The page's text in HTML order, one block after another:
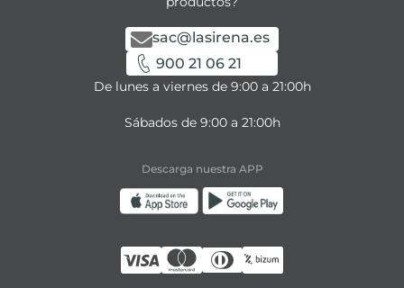
sac@lasirena.es
900 21 06 21
De lunes a viernes de 9:00 a 21:00h
Sábados de 9:00 a 21:00h
Descarga nuestra APP